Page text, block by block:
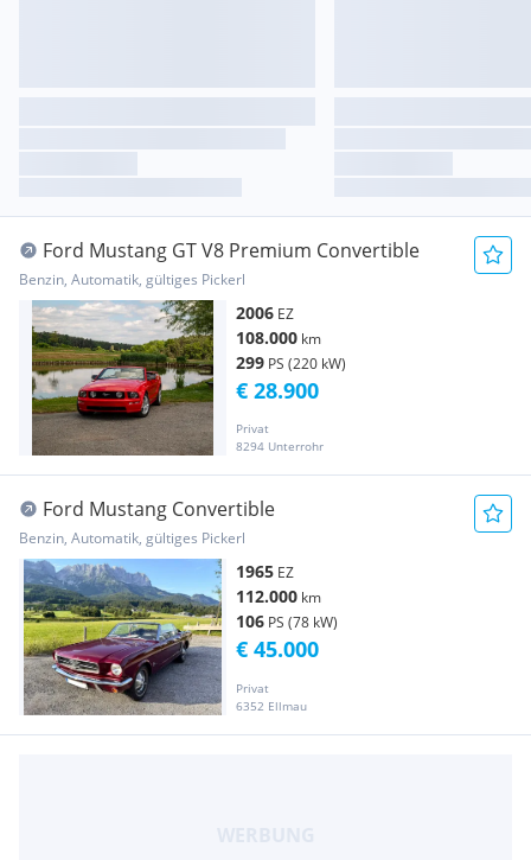
Ford Mustang GT V8 Premium Convertible
Benzin, Automatik, gültiges Pickerl
2006 EZ
108.000 km
299 PS (220 kW)
Privat
8294 Unterrohr
€ 28.900
Ford Mustang Convertible
Benzin, Automatik, gültiges Pickerl
1965 EZ
112.000 km
106 PS (78 kW)
Privat
6352 Ellmau
€ 45.000